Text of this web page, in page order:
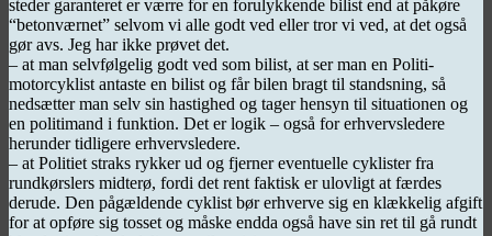
steder garanteret er værre for en forulykkende bilist end at påkøre
“betonværnet” selvom vi alle godt ved eller tror vi ved, at det også
gør avs. Jeg har ikke prøvet det.
– at man selvfølgelig godt ved som bilist, at ser man en Politi-
motorcyklist antaste en bilist og får bilen bragt til standsning, så
nedsætter man selv sin hastighed og tager hensyn til situationen og
en politimand i funktion. Det er logik – også for erhvervsledere
herunder tidligere erhvervsledere.
– at Politiet straks rykker ud og fjerner eventuelle cyklister fra
rundkørslers midterø, fordi det rent faktisk er ulovligt at færdes
derude. Den pågældende cyklist bør erhverve sig en klækkelig afgift
for at opføre sig tosset og måske endda også have sin ret til gå rundt